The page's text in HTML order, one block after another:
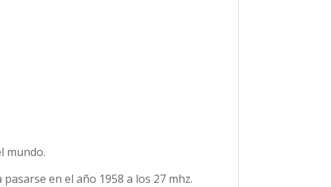
mundo.
en el año 1958 a los 27 mhz.